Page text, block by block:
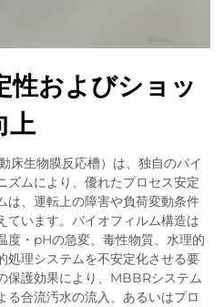
性およびショッ
上
床生物膜反応槽）は、独自のバイ
ズムにより、優れたプロセス安定
は、運転上の障害や負荷変動条件
ています。バイオフィルム構造は
度・pHの急変、毒性物質、水理的
処理システムを不安定化させる要
保護効果により、MBBRシステム
る合流汚水の流入、あるいはプロ